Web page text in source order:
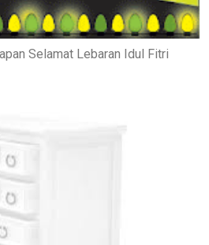
Selamat Lebaran Idul Fitri